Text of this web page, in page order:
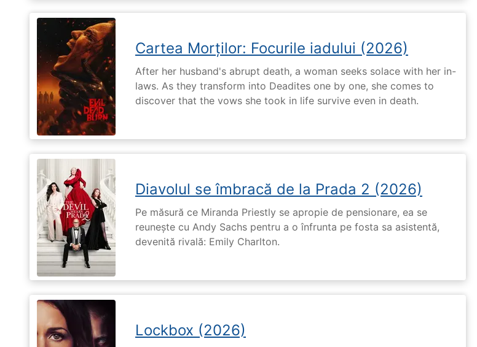
Cartea Morților: Focurile iadului (2026)
After her husband's abrupt death, a woman seeks solace with her in-
laws. As they transform into Deadites one by one, she comes to
discover that the vows she took in life survive even in death.
Diavolul se îmbracă de la Prada 2 (2026)
Pe măsură ce Miranda Priestly se apropie de pensionare, ea se
reunește cu Andy Sachs pentru a o înfrunta pe fosta sa asistentă,
devenită rivală: Emily Charlton.
Lockbox (2026)